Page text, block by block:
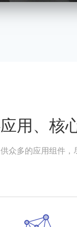
用、核
众多的应用组件